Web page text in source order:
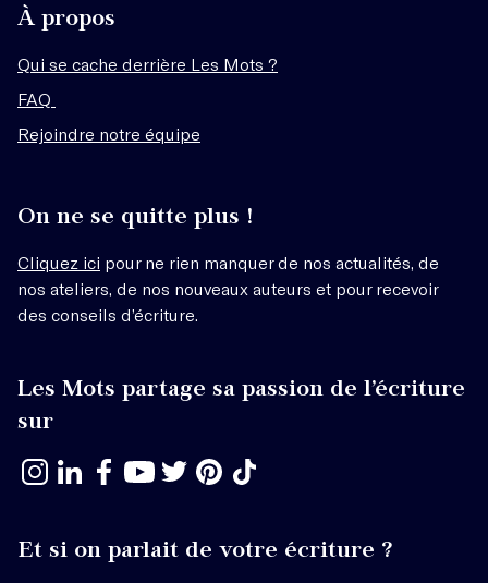
À propos
Qui se cache derrière Les Mots ?
FAQ
Rejoindre notre équipe
On ne se quitte plus !
Cliquez ici pour ne rien manquer de nos actualités, de
nos ateliers, de nos nouveaux auteurs et pour recevoir
des conseils d’écriture.
Les Mots partage sa passion de l’écriture
sur
Et si on parlait de votre écriture ?